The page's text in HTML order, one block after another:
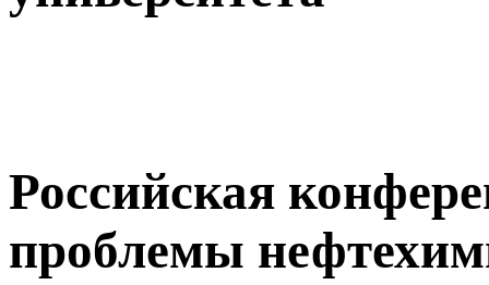
Российская
проблемы